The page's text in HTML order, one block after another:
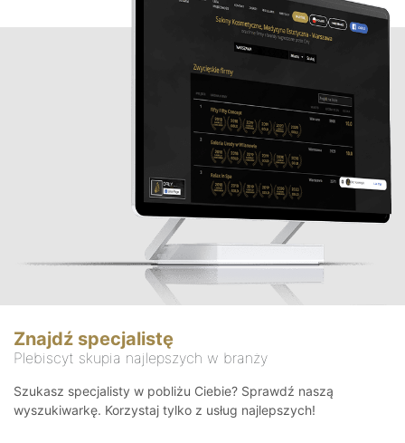
Znajdź specjalistę
Plebiscyt skupia najlepszych w branży
Szukasz specjalisty w pobliżu Ciebie? Sprawdź naszą
wyszukiwarkę. Korzystaj tylko z usług najlepszych!